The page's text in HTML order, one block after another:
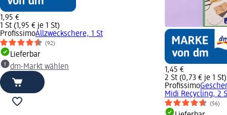
1,95 €
1 St (1,95 € je 1 St)
ProfissimoAllzweckschere, 1 St
(92)
Lieferbar
dm-Markt wählen
1,45 €
2 St (0,73 € je 1 St)
Profissimo
Midi Recycling, 2
(56)